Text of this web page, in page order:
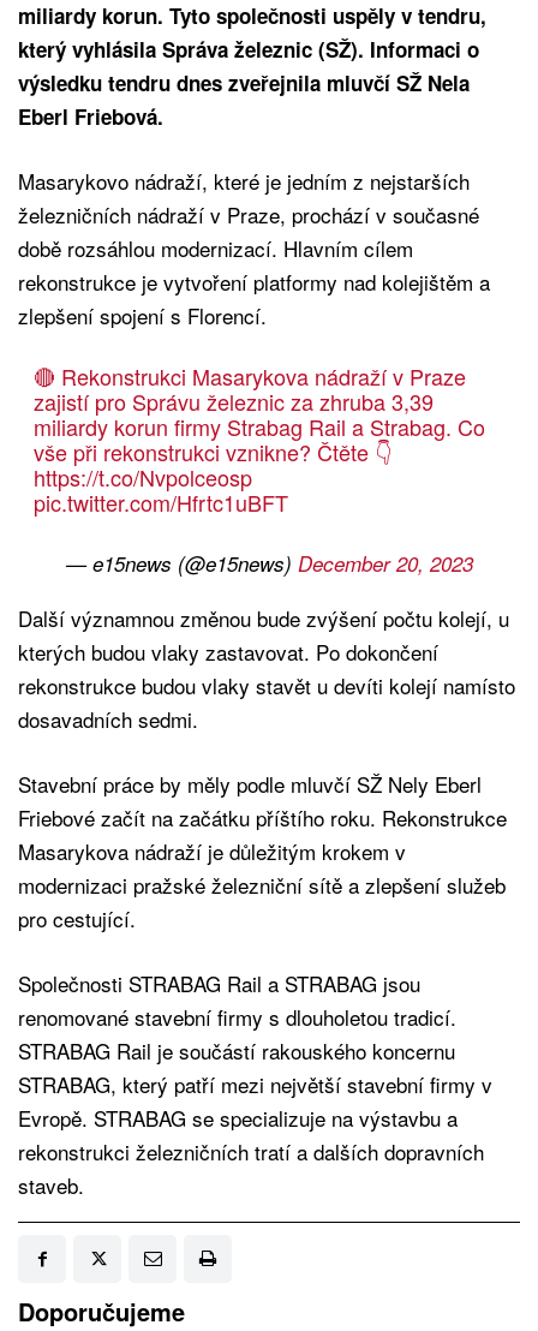
miliardy korun. Tyto společnosti uspěly v tendru,
který vyhlásila Správa železnic (SŽ). Informaci o
výsledku tendru dnes zveřejnila mluvčí SŽ Nela
Eberl Friebová.
Masarykovo nádraží, které je jedním z nejstarších
železničních nádraží v Praze, prochází v současné
době rozsáhlou modernizací. Hlavním cílem
rekonstrukce je vytvoření platformy nad kolejištěm a
zlepšení spojení s Florencí.
🔴 Rekonstrukci Masarykova nádraží v Praze
zajistí pro Správu železnic za zhruba 3,39
miliardy korun firmy Strabag Rail a Strabag. Co
vše při rekonstrukci vznikne? Čtěte 👇
https://t.co/Nvpolceosp
pic.twitter.com/Hfrtc1uBFT
— e15news (@e15news) December 20, 2023
Další významnou změnou bude zvýšení počtu kolejí, u
kterých budou vlaky zastavovat. Po dokončení
rekonstrukce budou vlaky stavět u devíti kolejí namísto
dosavadních sedmi.
Stavební práce by měly podle mluvčí SŽ Nely Eberl
Friebové začít na začátku příštího roku. Rekonstrukce
Masarykova nádraží je důležitým krokem v
modernizaci pražské železniční sítě a zlepšení služeb
pro cestující.
Společnosti STRABAG Rail a STRABAG jsou
renomované stavební firmy s dlouholetou tradicí.
STRABAG Rail je součástí rakouského koncernu
STRABAG, který patří mezi největší stavební firmy v
Evropě. STRABAG se specializuje na výstavbu a
rekonstrukci železničních tratí a dalších dopravních
staveb.
Doporučujeme